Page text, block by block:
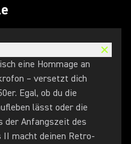
eine Hommage an
– versetzt dich
Egal, ob du die
lässt oder die
der Anfangszeit des
II macht deinen Retro-